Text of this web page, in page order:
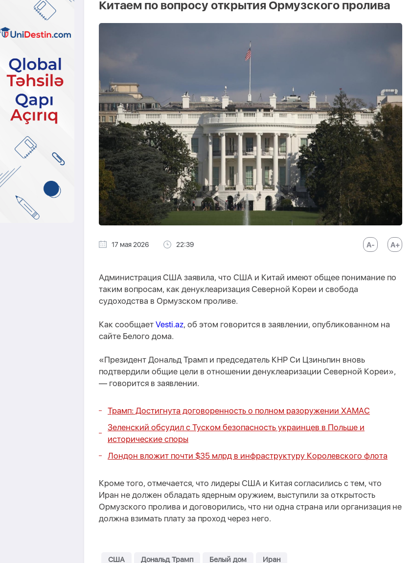
Китаем по вопросу открытия Ормузского пролива
17 мая 2026 22:39
Администрация США заявила, что США и Китай имеют общее понимание по
таким вопросам, как денуклеаризация Северной Кореи и свобода
судоходства в Ормузском проливе.
Как сообщает Vesti.az, об этом говорится в заявлении, опубликованном на
сайте Белого дома.
«Президент Дональд Трамп и председатель КНР Си Цзиньпин вновь
подтвердили общие цели в отношении денуклеаризации Северной Кореи»,
— говорится в заявлении.
Трамп: Достигнута договоренность о полном разоружении ХАМАС
Зеленский обсудил с Туском безопасность украинцев в Польше и
исторические споры
Лондон вложит почти $35 млрд в инфраструктуру Королевского флота
Кроме того, отмечается, что лидеры США и Китая согласились с тем, что
Иран не должен обладать ядерным оружием, выступили за открытость
Ормузского пролива и договорились, что ни одна страна или организация не
должна взимать плату за проход через него.
США Дональд Трамп Белый дом Иран